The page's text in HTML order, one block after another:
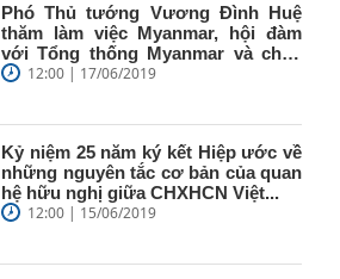
Phó Thủ tướng Vương Đình Huệ
thăm làm việc Myanmar, hội đàm
với Tổng thống Myanmar và chào
xã...12:00 | 17/06/2019
Kỷ niệm 25 năm ký kết Hiệp ước về
những nguyên tắc cơ bản của quan
hệ hữu nghị giữa CHXHCN Việt...
12:00 | 15/06/2019